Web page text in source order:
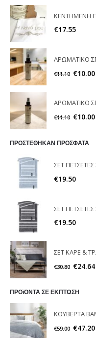
€17.55
€11.10 €10.00
€11.10 €10.00
ΠΡΟΣΤΕΘΗΚΑΝ ΠΡΟΣΦΑΤΑ
ΣΕΤ ΠΕΤΣΕΤΕΣ
€19.50
€19.50
€30.80 €24.64
ΠΡΟϊΟΝΤΑ ΣΕ ΕΚΠΤΩΣΗ
€59.00 €47.20